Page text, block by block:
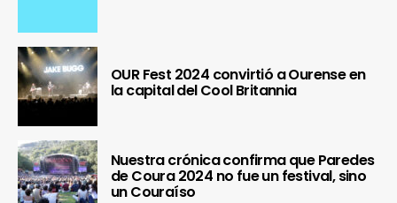
OUR Fest 2024 convirtió a Ourense en
la capital del Cool Britannia
Nuestra crónica confirma que Paredes
de Coura 2024 no fue un festival, sino
un Couraíso